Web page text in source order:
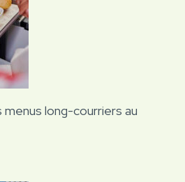
menus long-courriers au